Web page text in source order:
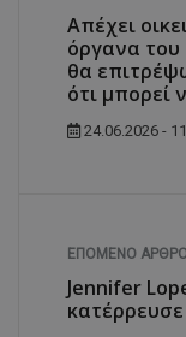
Απέχει
όργανα
θα
ότι μπορεί
24.06.2026 -
ΕΠΌΜΕΝΟ
Jennifer